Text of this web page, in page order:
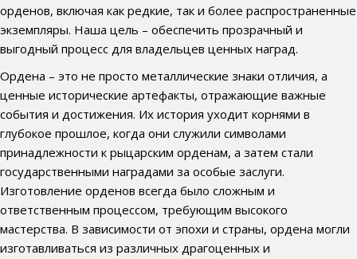
орденов, включая как редкие, так и более распространенные
экземпляры. Наша цель – обеспечить прозрачный и
выгодный процесс для владельцев ценных наград.
Ордена – это не просто металлические знаки отличия, а
ценные исторические артефакты, отражающие важные
события и достижения. Их история уходит корнями в
глубокое прошлое, когда они служили символами
принадлежности к рыцарским орденам, а затем стали
государственными наградами за особые заслуги.
Изготовление орденов всегда было сложным и
ответственным процессом, требующим высокого
мастерства. В зависимости от эпохи и страны, ордена могли
изготавливаться из различных драгоценных и